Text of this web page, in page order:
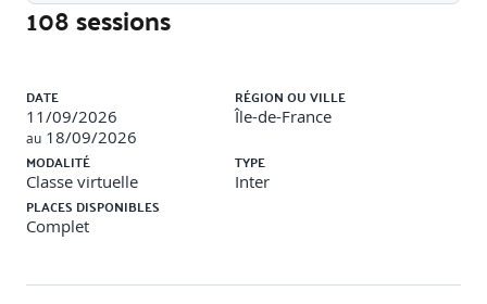
Se positionner en facilitateur du groupe
Expérimentation de techniques de communication
4. Une structure et des méthodes d’animation
dynamisantes
Structurer les séquences de formation
108 sessions
DATE
11/09/2026
au 18/09/2026
RÉGION OU VILLE
Île-de-France
MODALITÉ
Classe virtuelle
TYPE
Inter
PLACES DISPONIBLES
Complet